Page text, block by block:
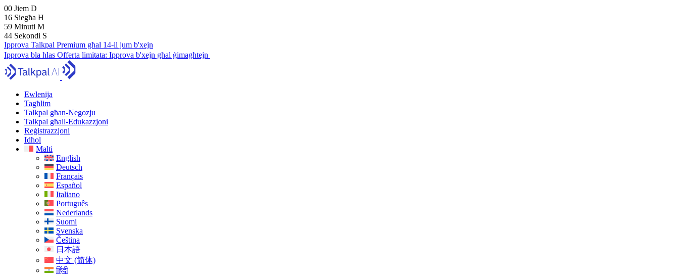
00 Jiem D
16 Siegħa H
59 Minuti M
43 Sekondi S
Ipprova Talkpal Premium għal 14-il jum b'xejn
Ipprova bla ħlas Offerta limitata: Ipprova b'xejn għal ġimagħtejn
Ewlenija
Tagħlim
Talkpal għan-Negozju
Talkpal għall-Edukazzjoni
Reġistrazzjoni
Idħol
Malti
English
Deutsch
Français
Español
Italiano
Português
Nederlands
Suomi
Svenska
Čeština
日本語
中文 (简体)
हिंदी